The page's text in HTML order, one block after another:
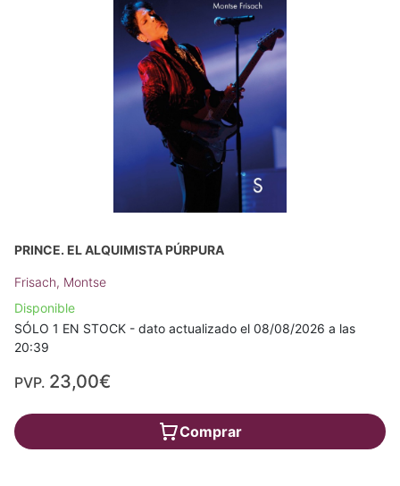
PRINCE. EL ALQUIMISTA PÚRPURA
Frisach, Montse
Disponible
SÓLO 1 EN STOCK - dato actualizado el 08/08/2026 a las
20:39
PVP. 23,00€
Comprar